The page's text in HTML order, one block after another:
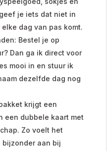
je iets dat niet in
dag van pas komt.
Bestel je op
Dan ga ik direct voor
mooi in en stuur ik
dezelfde dag nog
krijgt een
een dubbele kaart met
Zo voelt het
bijzonder aan bij